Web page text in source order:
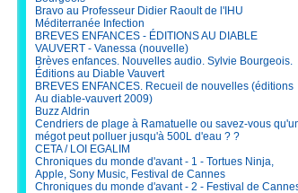
Bravo au Professeur Didier Raoult de l'IHU
Méditerranée Infection
BREVES ENFANCES - ÉDITIONS AU DIABLE
VAUVERT - Vanessa (nouvelle)
Brèves enfances. Nouvelles audio. Sylvie Bourgeois.
Éditions au Diable Vauvert
BREVES ENFANCES. Recueil de nouvelles (éditions
Au diable-vauvert 2009)
Buzz Aldrin
Cendriers de plage à Ramatuelle ou savez-vous
mégot peut polluer jusqu'à 500L d'eau ? ?
CETA / LOI EGALIM
Chroniques du monde d'avant - 1 - Tortues Ninja,
Apple, Sony Music, Festival de Cannes
Chroniques du monde d'avant - 2 - Festival de